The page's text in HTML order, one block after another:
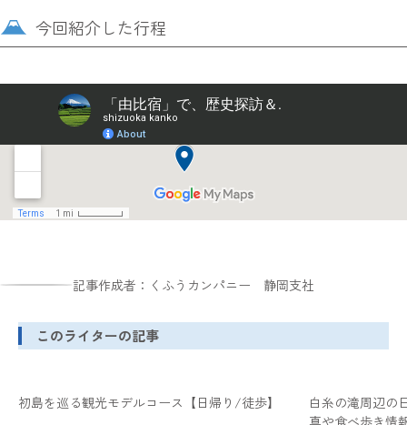
今回紹介した行程
記事作成者：くふうカンパニー 静岡支社
このライターの記事
初島を巡る観光モデルコース【日帰り/徒歩】
白糸の滝周辺の
真や食べ歩き情